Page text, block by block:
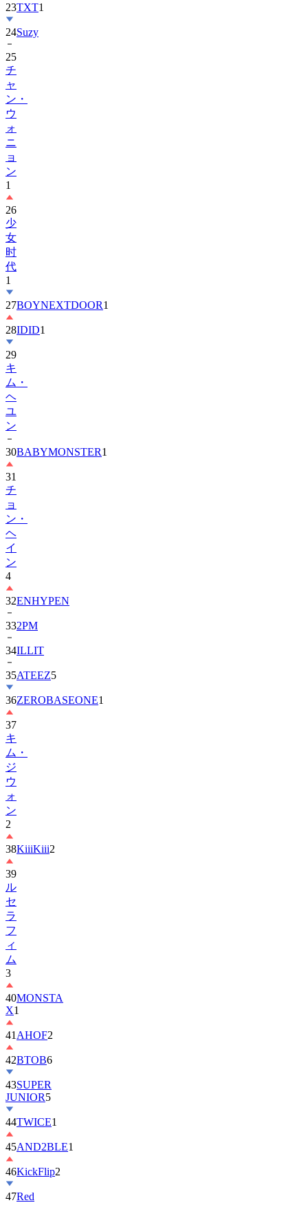
24Suzy
25
チ
ャ
ン・
ウ
ォ
ニ
ョ
ン
1
26
少
女
时
代
1
27
28IDID1
29
キ
ム・
ヘ
ユ
ン
30
31
チ
ョ
ン・
ヘ
イ
ン
4
32
332PM
34ILLIT
35ATEEZ
36ZEROBASEONE
37
キ
ム・
ジ
ウ
ォ
ン
2
38
39
ル
セ
ラ
フ
ィ
ム
3
40
X
41AHOF
42 BTOB6
43SUPER
JUNIOR
44TWICE
45AND2BLE
46KickFlip2
47Red
Velvet